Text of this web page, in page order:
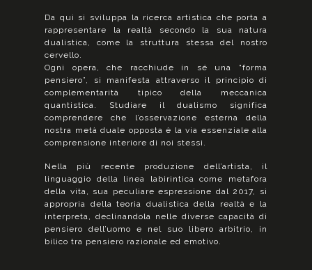
Da qui si sviluppa la ricerca artistica che porta a
rappresentare la realtà secondo la sua natura
dualistica, come la struttura stessa del nostro
cervello.
Ogni opera, che racchiude in sé una “forma
pensiero”, si manifesta attraverso il principio di
complementarità tipico della meccanica
quantistica. Studiare il dualismo significa
comprendere che l’osservazione esterna della
nostra metà duale opposta è la via essenziale alla
comprensione interiore di noi stessi.
Nella più recente produzione dell’artista, il
linguaggio della linea labirintica come metafora
della vita, sua peculiare espressione dal 2017, si
appropria della teoria dualistica della realtà e la
interpreta, declinandola nelle diverse capacità di
pensiero dell’uomo e nel suo libero arbitrio, in
bilico tra pensiero razionale ed emotivo.